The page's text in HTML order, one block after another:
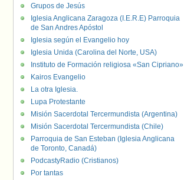
Grupos de Jesús
Iglesia Anglicana Zaragoza (I.E.R.E) Parroquia
de San Andres Apóstol
Iglesia según el Evangelio hoy
Iglesia Unida (Carolina del Norte, USA)
Instituto de Formación religiosa «San Cipriano»
Kairos Evangelio
La otra Iglesia.
Lupa Protestante
Misión Sacerdotal Tercermundista (Argentina)
Misión Sacerdotal Tercermundista (Chile)
Parroquia de San Esteban (Iglesia Anglicana
de Toronto, Canadá)
PodcastyRadio (Cristianos)
Por tantas